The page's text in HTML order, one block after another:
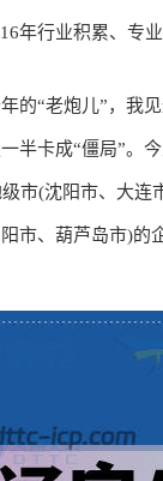
年行业积累、专
“老炮儿”，我见
半卡成“僵局”。
市(沈阳市、大
市、葫芦岛市)的